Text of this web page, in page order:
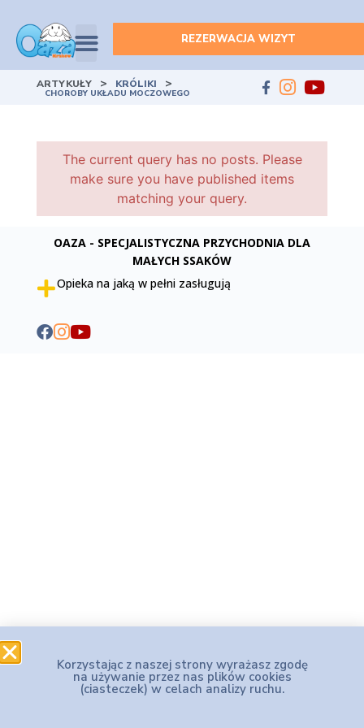
REZERWACJA WIZYT
ARTYKUŁY > KRÓLIKI >
CHOROBY UKŁADU MOCZOWEGO
The current query has no posts. Please
make sure you have published items
matching your query.
OAZA - SPECJALISTYCZNA PRZYCHODNIA DLA
MAŁYCH SSAKÓW
Opieka na jaką w pełni zasługują
Korzystając z naszej strony wyrażasz zgodę
na używanie przez nas plików cookies
(ciasteczek) w celach analizy ruchu.